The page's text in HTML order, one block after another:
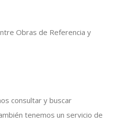
Obras de Referencia y
consultar y buscar
tenemos un servicio de